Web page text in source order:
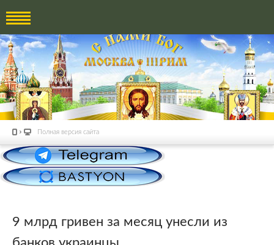
Полная версия сайта
9 млрд гривен за месяц унесли из